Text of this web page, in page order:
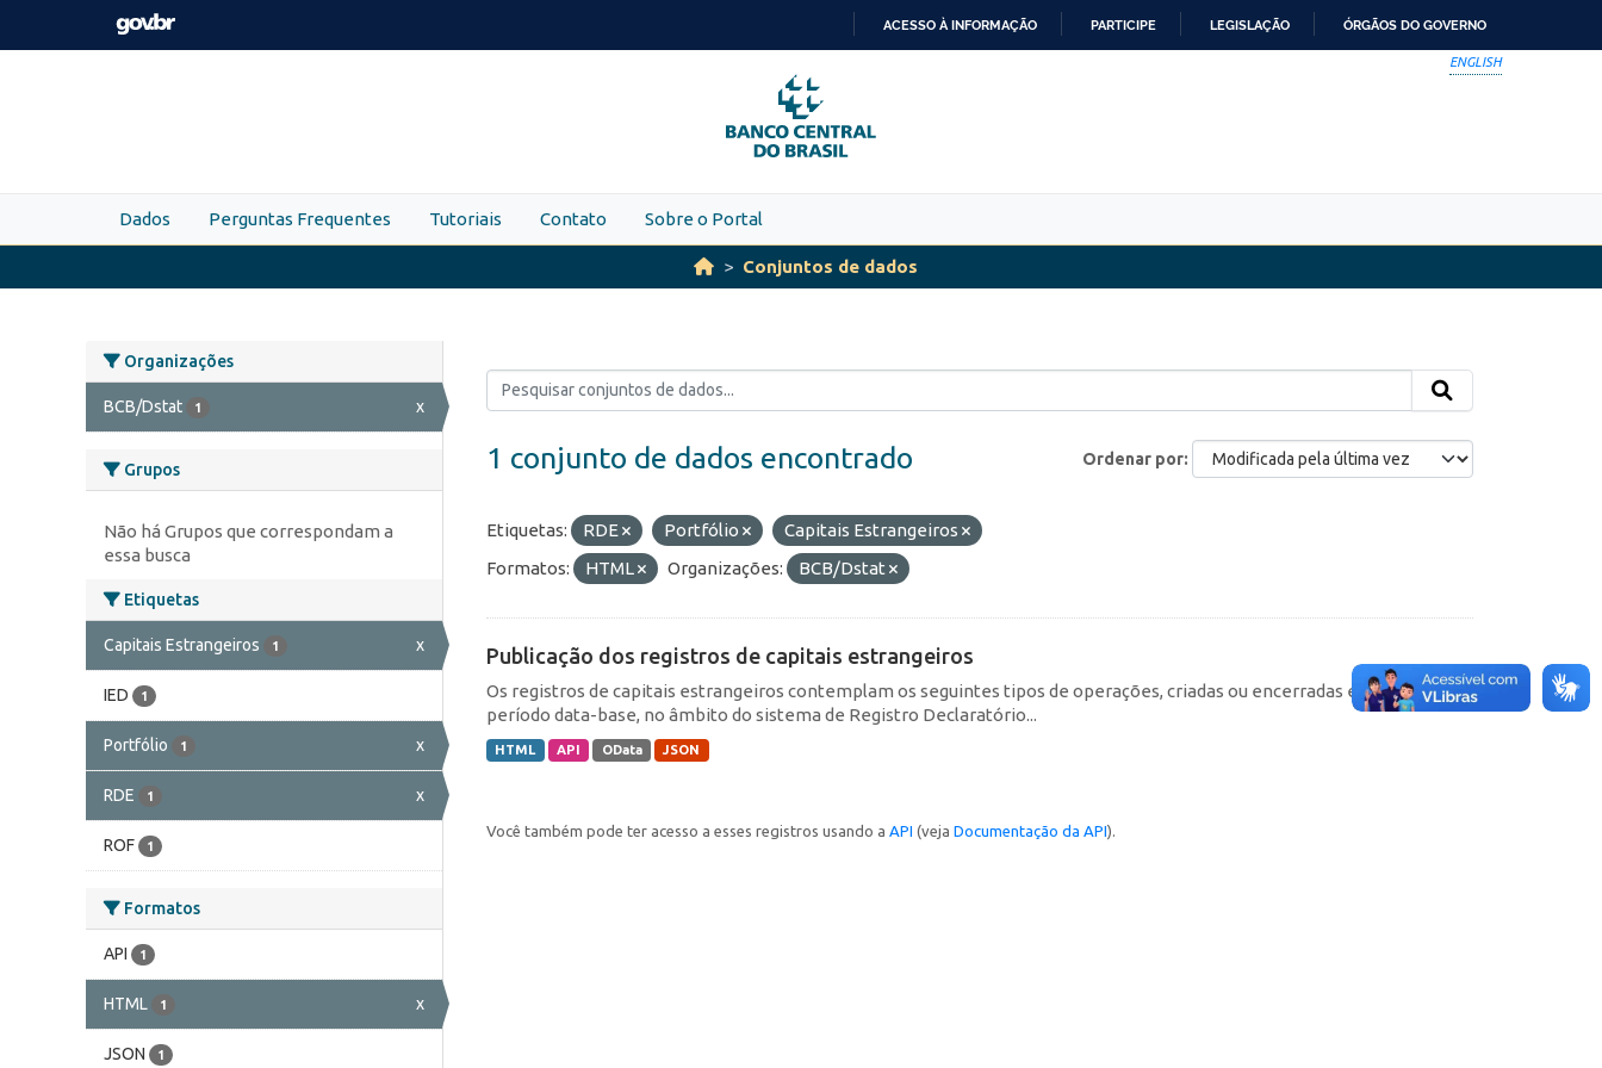
Skip to main content
PARA
O
CONTEÚDO
ACESSO À INFORMAÇÃO PARTICIPE LEGISLAÇÃO ÓRGÃOS DO GOVERNO
ENGLISH
Dados Perguntas Frequentes Tutoriais Contato Sobre o Portal
Conjuntos de dados
Organizações
BCB/Dstat 1 x
Grupos
Não há Grupos que correspondam a
essa busca
Etiquetas
Capitais Estrangeiros 1 x
IED 1
Portfólio 1 x
RDE 1 x
ROF 1
Formatos
API 1
HTML 1 x
JSON 1
Ordenar por
1 conjunto de dados encontrado
Etiquetas: RDE Portfólio
Capitais Estrangeiros
Formatos:
HTML Organizações: BCB/Dstat
Publicação dos registros de capitais estrangeiros
Os registros de capitais estrangeiros contemplam os seguintes tipos de operações, criadas ou encerradas em cada
período data-base, no âmbito do sistema de Registro Declaratório...
HTML API OData JSON
Você também pode ter acesso a esses registros usando a API (veja Documentação da API).